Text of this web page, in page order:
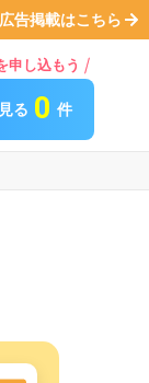
広告掲載はこちら
申し込もう
る 0 件